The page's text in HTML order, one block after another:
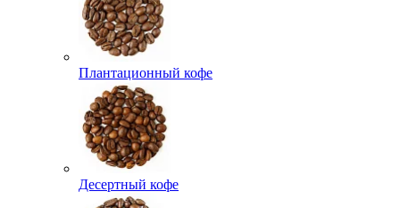
Плантационный кофе
Десертный кофе